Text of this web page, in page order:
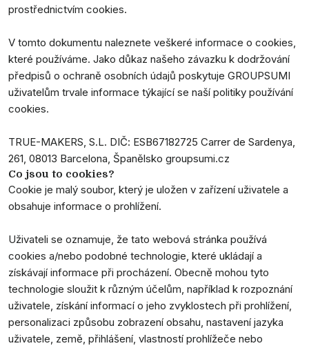
prostřednictvím cookies.
V tomto dokumentu naleznete veškeré informace o cookies,
které používáme. Jako důkaz našeho závazku k dodržování
předpisů o ochraně osobních údajů poskytuje GROUPSUMI
uživatelům trvale informace týkající se naší politiky používání
cookies.
TRUE-MAKERS, S.L. DIČ: ESB67182725 Carrer de Sardenya,
261, 08013 Barcelona, Španělsko groupsumi.cz​
Co jsou to cookies?
Cookie je malý soubor, který je uložen v zařízení uživatele a
obsahuje informace o prohlížení.
Uživateli se oznamuje, že tato webová stránka používá
cookies a/nebo podobné technologie, které ukládají a
získávají informace při procházení. Obecně mohou tyto
technologie sloužit k různým účelům, například k rozpoznání
uživatele, získání informací o jeho zvyklostech při prohlížení,
personalizaci způsobu zobrazení obsahu, nastavení jazyka
uživatele, země, přihlášení, vlastností prohlížeče nebo